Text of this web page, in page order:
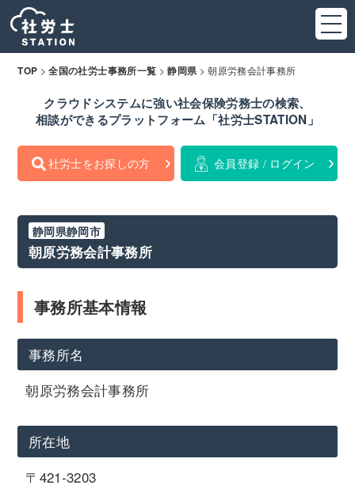
TOP >全国の社労士事務所一覧 >静岡県 >朝原労務会計事務所
クラウドシステムに強い社会保険労務士の検索、
相談ができるプラットフォーム「社労士STATION」
社労士をお探しの方 会員登録 / ログイン
静岡県静岡市
朝原労務会計事務所
事務所基本情報
事務所名
朝原労務会計事務所
所在地
〒421-3203